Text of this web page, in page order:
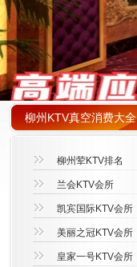
柳州KTV真空消费大全
柳州荤KTV排名
兰会KTV会所
凯宾国际KTV会所
美丽之冠KTV会所
皇家一号KTV会所